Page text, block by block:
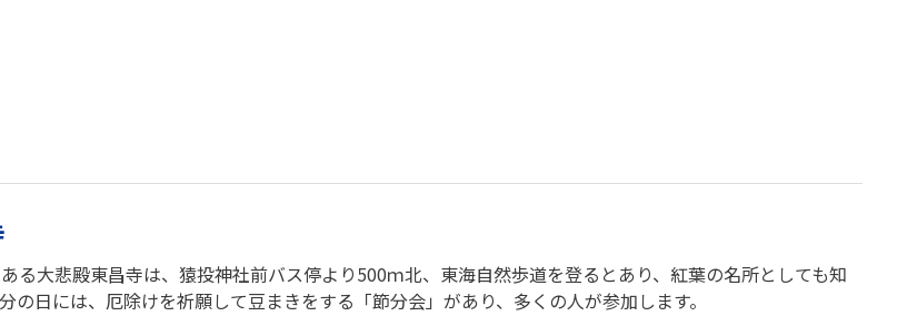
る大悲殿東昌寺は、猿投神社前バス停より500ｍ北、東海自然歩道を登るとあり、紅葉の名所としても知
の日には、厄除けを祈願して豆まきをする「節分会」があり、多くの人が参加します。